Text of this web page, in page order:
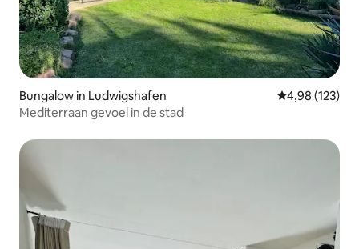
Bungalow in Ludwigshafen Gemiddelde
4,98 (123)
Mediterraan gevoel in de stad